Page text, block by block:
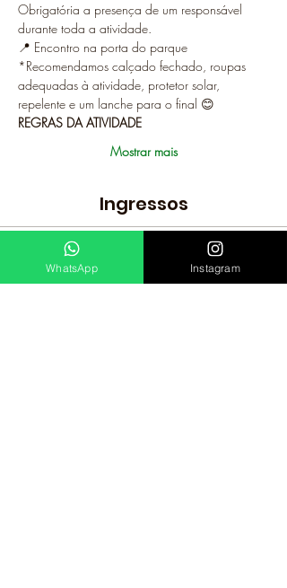
Obrigatória a presença de um responsável
durante toda a atividade.
📍 Encontro na porta do parque
*Recomendamos calçado fechado, roupas
adequadas à atividade, protetor solar,
repelente e um lanche para o final 😊
REGRAS DA ATIVIDADE
Mostrar mais
Ingressos
Tipo de ingresso
WhatsApp Instagram